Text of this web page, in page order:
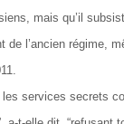
mais qu’il
de l’ancien régime,
les services secrets